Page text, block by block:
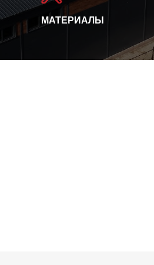
МАТЕРИАЛЫ